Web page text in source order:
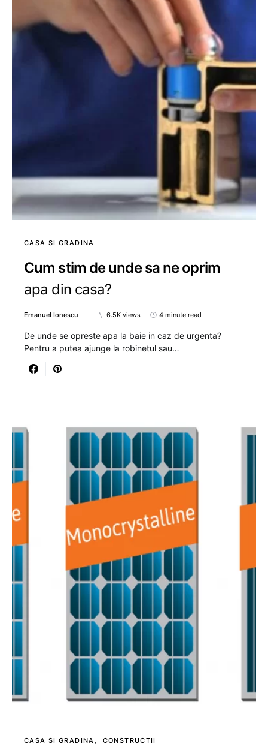
CASA SI GRADINA
Cum stim de unde sa ne oprim
apa din casa?
Emanuel Ionescu 6.5K views 4 minute read
De unde se opreste apa la baie in caz de urgenta?
Pentru a putea ajunge la robinetul sau…
CASA SI GRADINA CONSTRUCTII